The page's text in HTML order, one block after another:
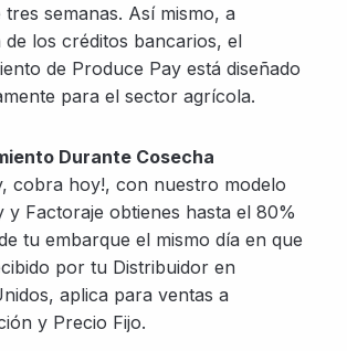
tres semanas. Así mismo, a
de los créditos bancarios, el
de Produce Pay está diseñado
para el sector agrícola.
Durante Cosecha
cobra hoy!, con nuestro modelo
y Factoraje obtienes hasta el 80%
tu embarque el mismo día en que
por tu Distribuidor en
aplica para ventas a
y Precio Fijo.